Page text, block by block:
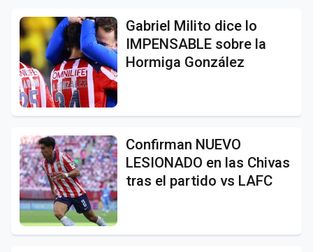
Gabriel Milito dice lo
IMPENSABLE sobre la
Hormiga González
Confirman NUEVO
LESIONADO en las Chivas
tras el partido vs LAFC